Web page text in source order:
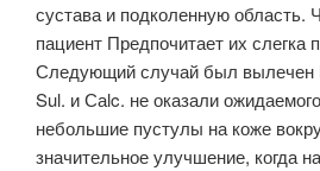
сустава и подколенную область.
пациент Предпочитает их слегка
Следующий случай был вылечен
Sul. и Саlc. не оказали
небольшие пустулы на коже
значительное улучшение, когда